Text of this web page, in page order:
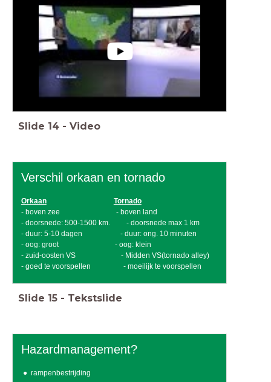
Slide 14 - Video
Verschil orkaan en tornado
Orkaan
Tornado
- boven zee - boven land
- doorsnede: 500-1500 km. - doorsnede max 1 km
- duur: 5-10 dagen - duur: ong. 10 minuten
- oog: groot - oog: klein
- zuid-oosten VS - Midden VS(tornado alley)
- goed te voorspellen - moeilijk te voorspellen
Slide 15 - Tekstslide
Hazardmanagement?
rampenbestrijding